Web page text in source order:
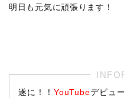
明日も元気に頑張ります！
遂に！！YouTubeデビュ